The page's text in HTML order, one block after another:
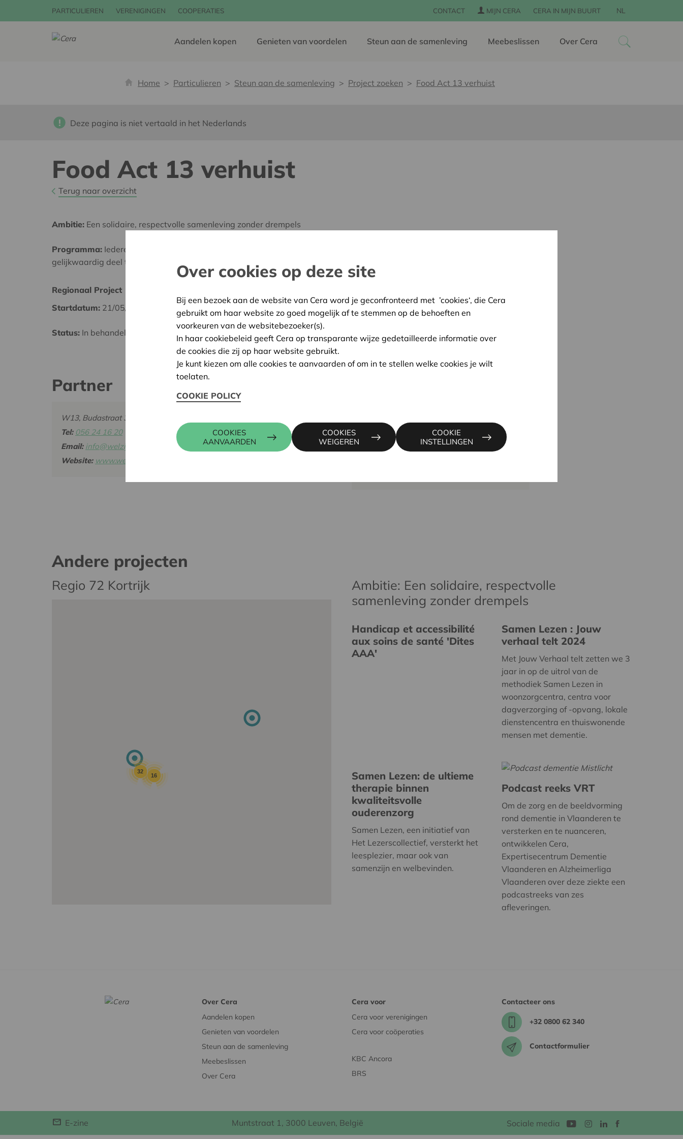
PARTICULIEREN VERENIGINGEN COOPERATIES CONTACT MIJN CERA CERA IN MIJN BUURT NL
Aandelen kopen Genieten van voordelen Steun aan de samenleving Meebeslissen Over Cera
Home Particulieren Steun aan de samenleving Project zoeken Food Act 13 verhuist
Deze pagina is niet vertaald in het Nederlands
Food Act 13 verhuist
Terug naar overzicht
Ambitie: Een solidaire, respectvolle samenleving zonder drempels
Programma: Iedereen gelijke kansen bieden om actief, volwaardig en
gelijkwaardig deel te nemen aan de samenleving
Regionaal Project
Startdatum: 21/05/2026
Status: In behandeling
Datum:
21/05/2026
Beslissing: Goedgekeurd
Partner
W13, Budastraat 35, 8500 KORTRIJK
Tel: 056 24 16 20
Email: info@welzijn13.be
Website: www.welzijn13.be
WIM INGELS
016 27 96 46
Andere projecten
Regio 72 Kortrijk
32
16
Ambitie: Een solidaire, respectvolle
samenleving zonder drempels
Handicap et accessibilité
aux soins de santé 'Dites
AAA'
Samen Lezen : Jouw
verhaal telt 2024
Met Jouw Verhaal telt zetten we 3
jaar in op de uitrol van de
methodiek Samen Lezen in
woonzorgcentra, centra voor
dagverzorging of -opvang, lokale
dienstencentra en thuiswonende
mensen met dementie.
Samen Lezen: de ultieme
therapie binnen
kwaliteitsvolle
ouderenzorg
Samen Lezen, een initiatief van
Het Lezerscollectief, versterkt het
leesplezier, maar ook van
samenzijn en welbevinden.
Podcast reeks VRT
Om de zorg en de beeldvorming
rond dementie in Vlaanderen te
versterken en te nuanceren,
ontwikkelen Cera,
Expertisecentrum Dementie
Vlaanderen en Alzheimerliga
Vlaanderen over deze ziekte een
podcastreeks van zes
afleveringen.
Over Cera
Aandelen kopen
Genieten van voordelen
Steun aan de samenleving
Meebeslissen
Over Cera
Cera voor
Cera voor verenigingen
Cera voor coöperaties
KBC Ancora
BRS
Contacteer ons
+32 0800 62 340
Contactformulier
E-zine Muntstraat 1, 3000 Leuven, België Sociale media
Over cookies op deze site
Bij een bezoek aan de website van Cera word je geconfronteerd met ’cookies‘, die Cera
gebruikt om haar website zo goed mogelijk af te stemmen op de behoeften en
voorkeuren van de websitebezoeker(s).
In haar cookiebeleid geeft Cera op transparante wijze gedetailleerde informatie over
de cookies die zij op haar website gebruikt.
Je kunt kiezen om alle cookies te aanvaarden of om in te stellen welke cookies je wilt
toelaten.
COOKIE POLICY
COOKIES
AANVAARDEN
COOKIES
WEIGEREN
COOKIE
INSTELLINGEN